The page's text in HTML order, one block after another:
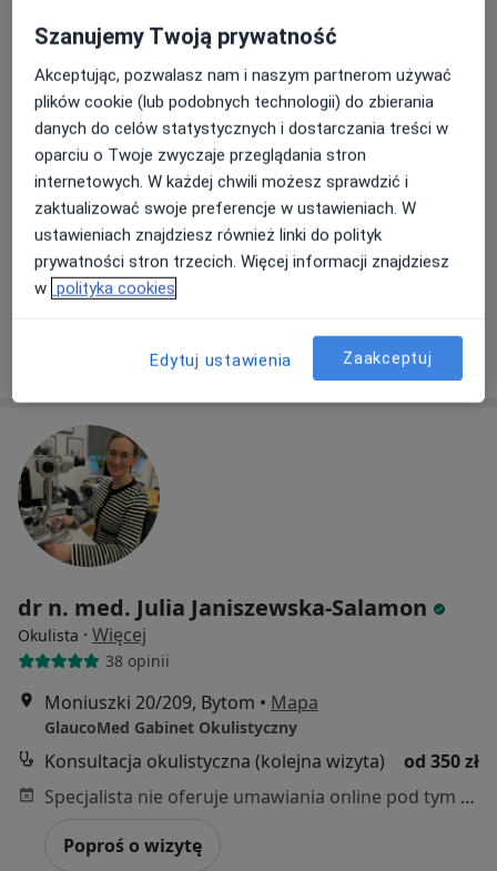
dr n. med. Joanna Ewa Rutkowska
Okulista, Okulista dziecięcy· Więcej
128 opinii
Moniuszki 20/209, Bytom •Mapa
GlaucoMed Gabinet Okulistyczny
Konsultacja okulistyczna
od 300 zł
Poproś o wizytę
dr n. med. Julia Janiszewska-Salamon
Okulista · Więcej
38 opinii
Moniuszki 20/209, Bytom • Mapa
GlaucoMed Gabinet Okulistyczny
Konsultacja okulistyczna (kolejna wizyta)
od 350 zł
Specjalista nie oferuje umawiania online pod tym adresem.
Poproś o wizytę
Szanujemy Twoją prywatność
Akceptując, pozwalasz nam i naszym partnerom używać
plików cookie (lub podobnych technologii) do zbierania
danych do celów statystycznych i dostarczania treści w
oparciu o Twoje zwyczaje przeglądania stron
internetowych. W każdej chwili możesz sprawdzić i
zaktualizować swoje preferencje w ustawieniach. W
ustawieniach znajdziesz również linki do polityk
prywatności stron trzecich. Więcej informacji znajdziesz
w polityka cookies
Edytuj ustawienia Zaakceptuj